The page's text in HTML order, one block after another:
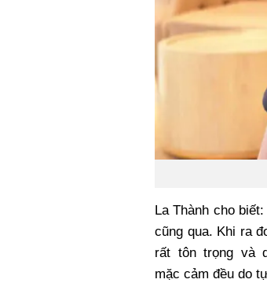
La Thành cho
cũng qua. Khi ra
rất tôn trọng và
mặc cảm đều do